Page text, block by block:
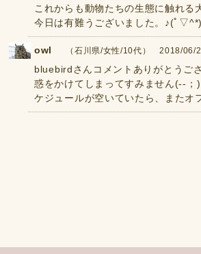
これからも動物たちの生態に触れる
今日は有難うございました。♪(ﾟ
owl （石川県/女性/10代） 2018/06/
bluebirdさんコメントありがとうご
惑をかけてしまってすみません(--
ケジュールが空いていたら、またオ